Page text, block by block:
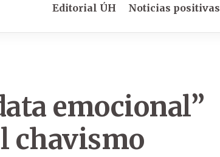
Editorial ÚH Noticias positivas
emocional”
chavismo